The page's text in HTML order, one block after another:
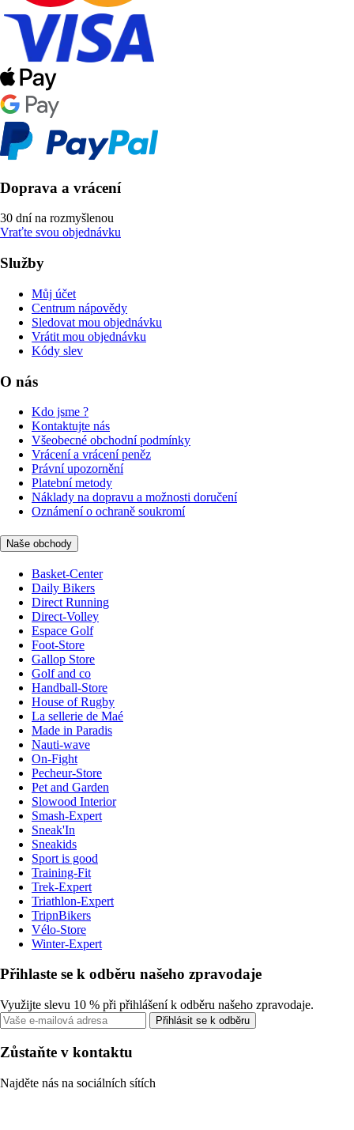
Doprava a vrácení
30 dní na rozmyšlenou
Vraťte svou objednávku
Služby
Můj účet
Centrum nápovědy
Sledovat mou objednávku
Vrátit mou objednávku
Kódy slev
O nás
Kdo jsme ?
Kontaktujte nás
Všeobecné obchodní podmínky
Vrácení a vrácení peněz
Právní upozornění
Platební metody
Náklady na dopravu a možnosti doručení
Oznámení o ochraně soukromí
Naše obchody
Basket-Center
Daily Bikers
Direct Running
Direct-Volley
Espace Golf
Foot-Store
Gallop Store
Golf and co
Handball-Store
House of Rugby
La sellerie de Maé
Made in Paradis
Nauti-wave
On-Fight
Pecheur-Store
Pet and Garden
Slowood Interior
Smash-Expert
Sneak'In
Sneakids
Sport is good
Training-Fit
Trek-Expert
Triathlon-Expert
TripnBikers
Vélo-Store
Winter-Expert
Přihlaste se k odběru našeho zpravodaje
Využijte slevu 10 % při přihlášení k odběru našeho zpravodaje.
Přihlásit se k odběru
Zůstaňte v kontaktu
Najděte nás na sociálních sítích